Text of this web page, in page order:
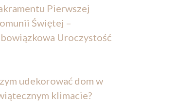
Pierwszej
Świętej –
Uroczystość
udekorować dom w
klimacie?